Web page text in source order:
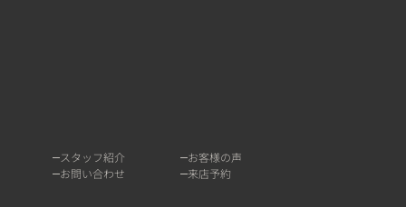
スタッフ紹介
お客様の声
お問い合わせ
来店予約